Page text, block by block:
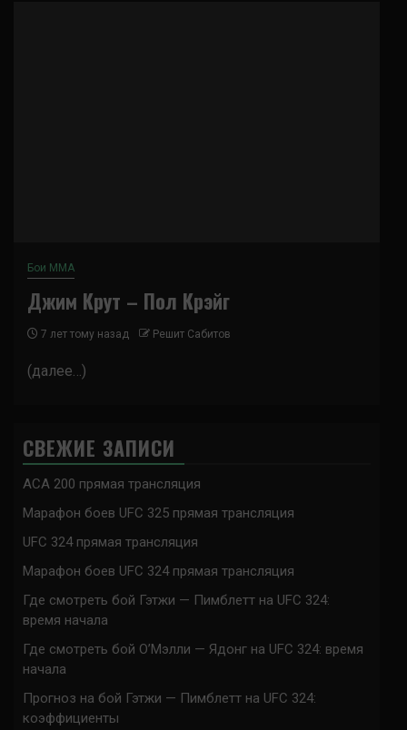
Бои ММА
Джим Крут – Пол Крэйг
7 лет тому назад Решит Сабитов
(далее…)
СВЕЖИЕ ЗАПИСИ
ACA 200 прямая трансляция
Марафон боев UFC 325 прямая трансляция
UFC 324 прямая трансляция
Марафон боев UFC 324 прямая трансляция
Где смотреть бой Гэтжи — Пимблетт на UFC 324:
время начала
Где смотреть бой О’Мэлли — Ядонг на UFC 324: время
начала
Прогноз на бой Гэтжи — Пимблетт на UFC 324:
коэффициенты